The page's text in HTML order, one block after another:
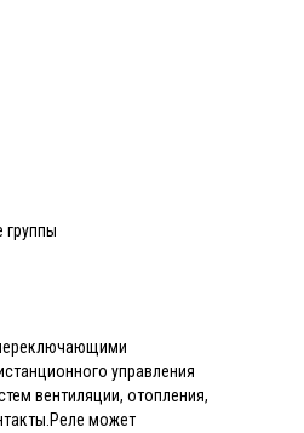
группы
управления
вентиляции, отопления,
может